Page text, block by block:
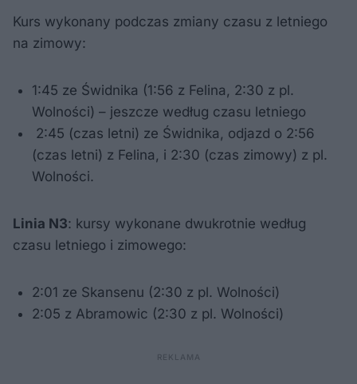
Kurs wykonany podczas zmiany czasu z letniego
na zimowy:
1:45 ze Świdnika (1:56 z Felina, 2:30 z pl.
Wolności) – jeszcze według czasu letniego
2:45 (czas letni) ze Świdnika, odjazd o 2:56
(czas letni) z Felina, i 2:30 (czas zimowy) z pl.
Wolności.
Linia N3: kursy wykonane dwukrotnie według
czasu letniego i zimowego:
2:01 ze Skansenu (2:30 z pl. Wolności)
2:05 z Abramowic (2:30 z pl. Wolności)